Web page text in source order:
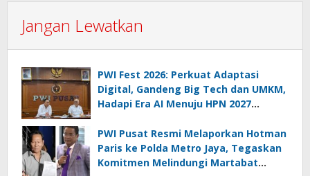
Jangan Lewatkan
PWI Fest 2026: Perkuat Adaptasi
Digital, Gandeng Big Tech dan UMKM,
Hadapi Era AI Menuju HPN 2027
PWI Pusat Resmi Melaporkan Hotman
Paris ke Polda Metro Jaya, Tegaskan
Komitmen Melindungi Martabat